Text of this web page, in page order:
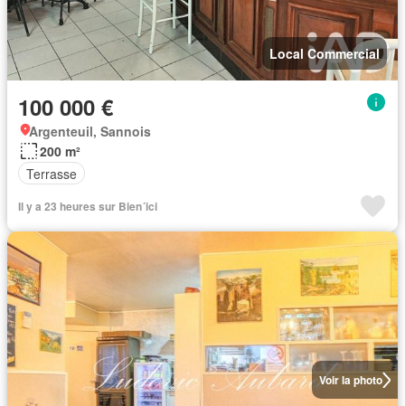
Local Commercial
100 000 €
Argenteuil, Sannois
200 m²
Terrasse
Il y a 23 heures sur Bien´ici
Voir la photo